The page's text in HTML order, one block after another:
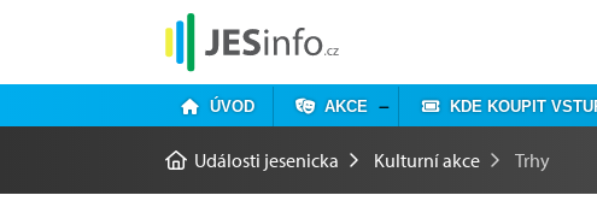
ÚVOD AKCE KDE KOUPIT
Události jesenicka Kulturní akce Trhy